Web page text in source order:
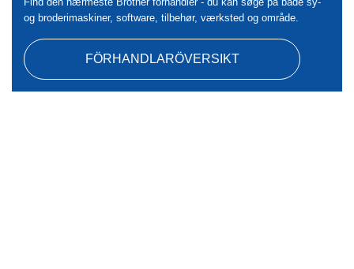
og broderimaskiner, software, tilbehør, værksted og område.
FÖRHANDLARÖVERSIKT